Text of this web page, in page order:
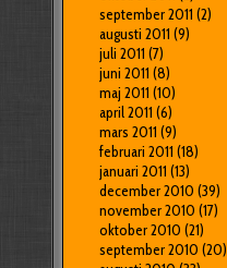
september 2011 (2)
augusti 2011 (9)
juli 2011 (7)
juni 2011 (8)
maj 2011 (10)
april 2011 (6)
mars 2011 (9)
februari 2011 (18)
januari 2011 (13)
december 2010 (39)
november 2010 (17)
oktober 2010 (21)
september 2010 (20)